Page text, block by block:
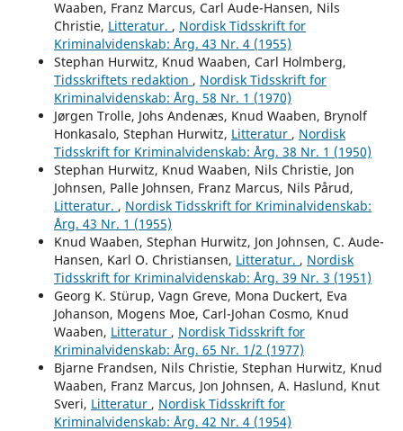
Waaben, Franz Marcus, Carl Aude-Hansen, Nils
Christie, Litteratur. , Nordisk Tidsskrift for
Kriminalvidenskab: Årg. 43 Nr. 4 (1955)
Stephan Hurwitz, Knud Waaben, Carl Holmberg,
Tidsskriftets redaktion , Nordisk Tidsskrift for
Kriminalvidenskab: Årg. 58 Nr. 1 (1970)
Jørgen Trolle, Johs Andenæs, Knud Waaben, Brynolf
Honkasalo, Stephan Hurwitz, Litteratur , Nordisk
Tidsskrift for Kriminalvidenskab: Årg. 38 Nr. 1 (1950)
Stephan Hurwitz, Knud Waaben, Nils Christie, Jon
Johnsen, Palle Johnsen, Franz Marcus, Nils Pårud,
Litteratur. , Nordisk Tidsskrift for Kriminalvidenskab:
Årg. 43 Nr. 1 (1955)
Knud Waaben, Stephan Hurwitz, Jon Johnsen, C. Aude-
Hansen, Karl O. Christiansen, Litteratur. , Nordisk
Tidsskrift for Kriminalvidenskab: Årg. 39 Nr. 3 (1951)
Georg K. Stürup, Vagn Greve, Mona Duckert, Eva
Johanson, Mogens Moe, Carl-Johan Cosmo, Knud
Waaben, Litteratur , Nordisk Tidsskrift for
Kriminalvidenskab: Årg. 65 Nr. 1/2 (1977)
Bjarne Frandsen, Nils Christie, Stephan Hurwitz, Knud
Waaben, Franz Marcus, Jon Johnsen, A. Haslund, Knut
Sveri, Litteratur , Nordisk Tidsskrift for
Kriminalvidenskab: Årg. 42 Nr. 4 (1954)